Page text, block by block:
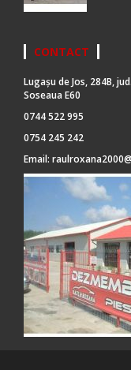
CONTACT
Lugașu de Jos, 284B,
Soseaua E60
0744 522 995
0754 245 242
Email: